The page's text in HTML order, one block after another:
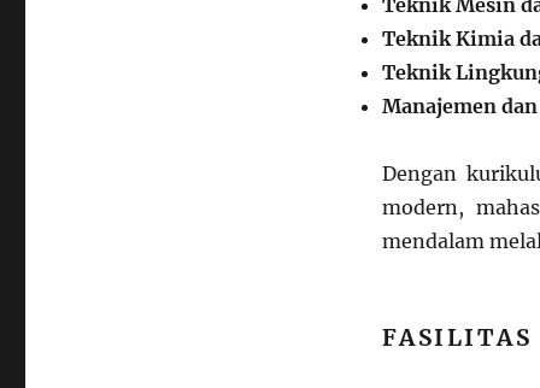
Teknik Mesin
Teknik Kimia
Teknik
Manajemen
Dengan
modern,
mendalam
FASILITAS